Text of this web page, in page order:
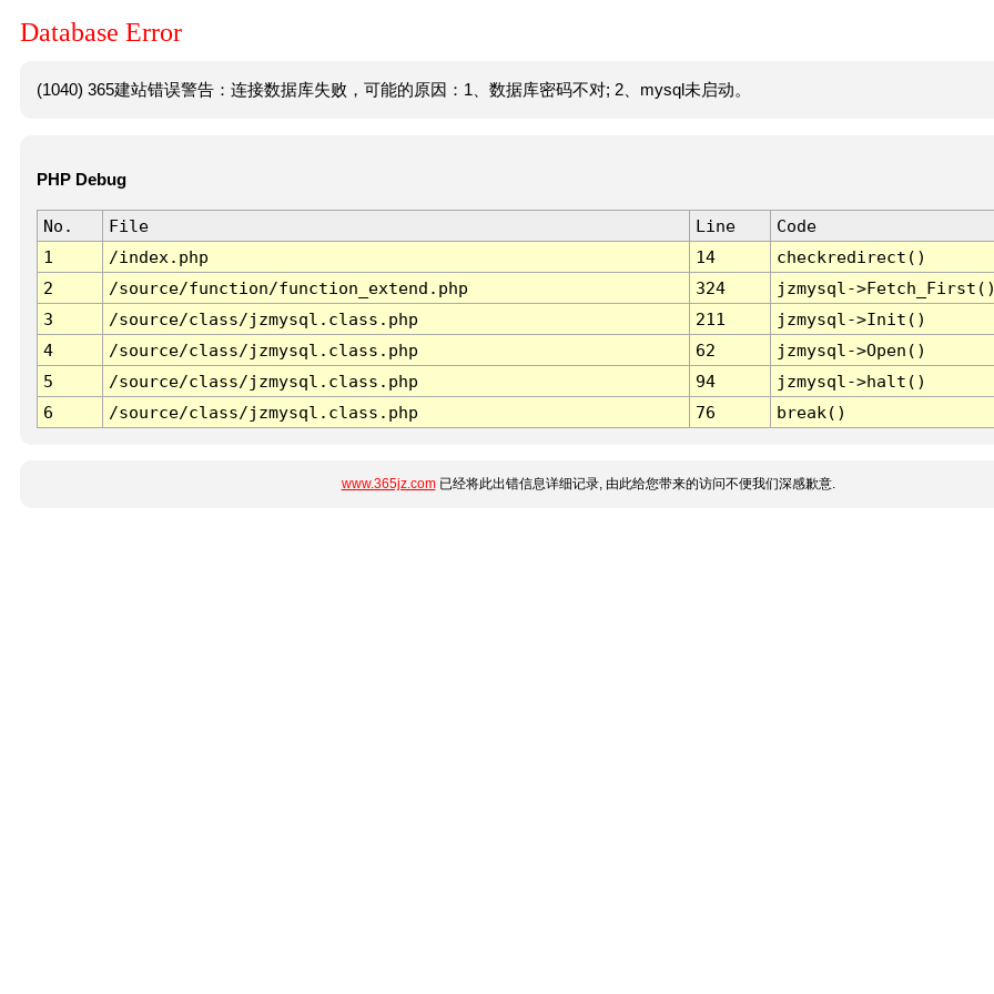
Database Error
(1040) 365建站错误警告：连接数据库失败，可能的原因：1、数据库密码不对; 2、mysql未启动。
PHP Debug
No. File Line
Code
1
/index.php 14
checkredirect()
2
/source/function/function_extend.php 324
jzmysql-
3
/source/class/jzmysql.class.php 211
jzmysql->Init()
4
/source/class/jzmysql.class.php 62
jzmysql->Open()
5
/source/class/jzmysql.class.php 94
jzmysql->halt()
6
/source/class/jzmysql.class.php 76 break()
www.365jz.com已经将此出错信息详细记录, 由此给您带来的访问不便我们深感歉意.